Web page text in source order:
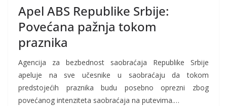
Apel ABS Republike Srbije:
Povećana pažnja tokom
praznika
Agencija za bezbednost saobraćaja Republike Srbije
apeluje na sve učesnike u saobraćaju da tokom
predstojećih praznika budu posebno oprezni zbog
povećanog intenziteta saobraćaja na putevima.…